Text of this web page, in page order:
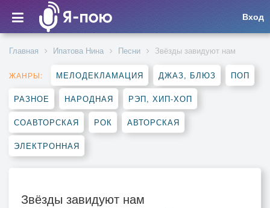
Вход
Главная Ипатова Нина Песни Звёзды завидуют нам
ЖАНРЫ: МЕЛОДЕКЛАМАЦИЯ ДЖАЗ, БЛЮЗ ПОП
РАЗНОЕ НАРОДНАЯ РЭП, ХИП-ХОП
СОАВТОРСКАЯ РОК АВТОРСКАЯ
ЭЛЕКТРОННАЯ
Звёзды завидуют нам